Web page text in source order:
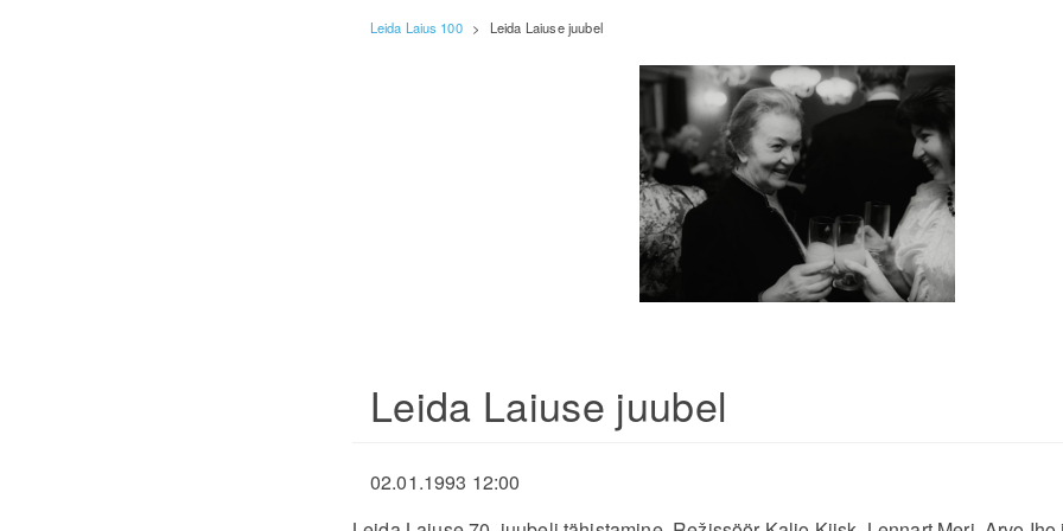
Leida Laius 100 > Leida Laiuse juubel
Leida Laiuse juubel
02.01.1993 12:00